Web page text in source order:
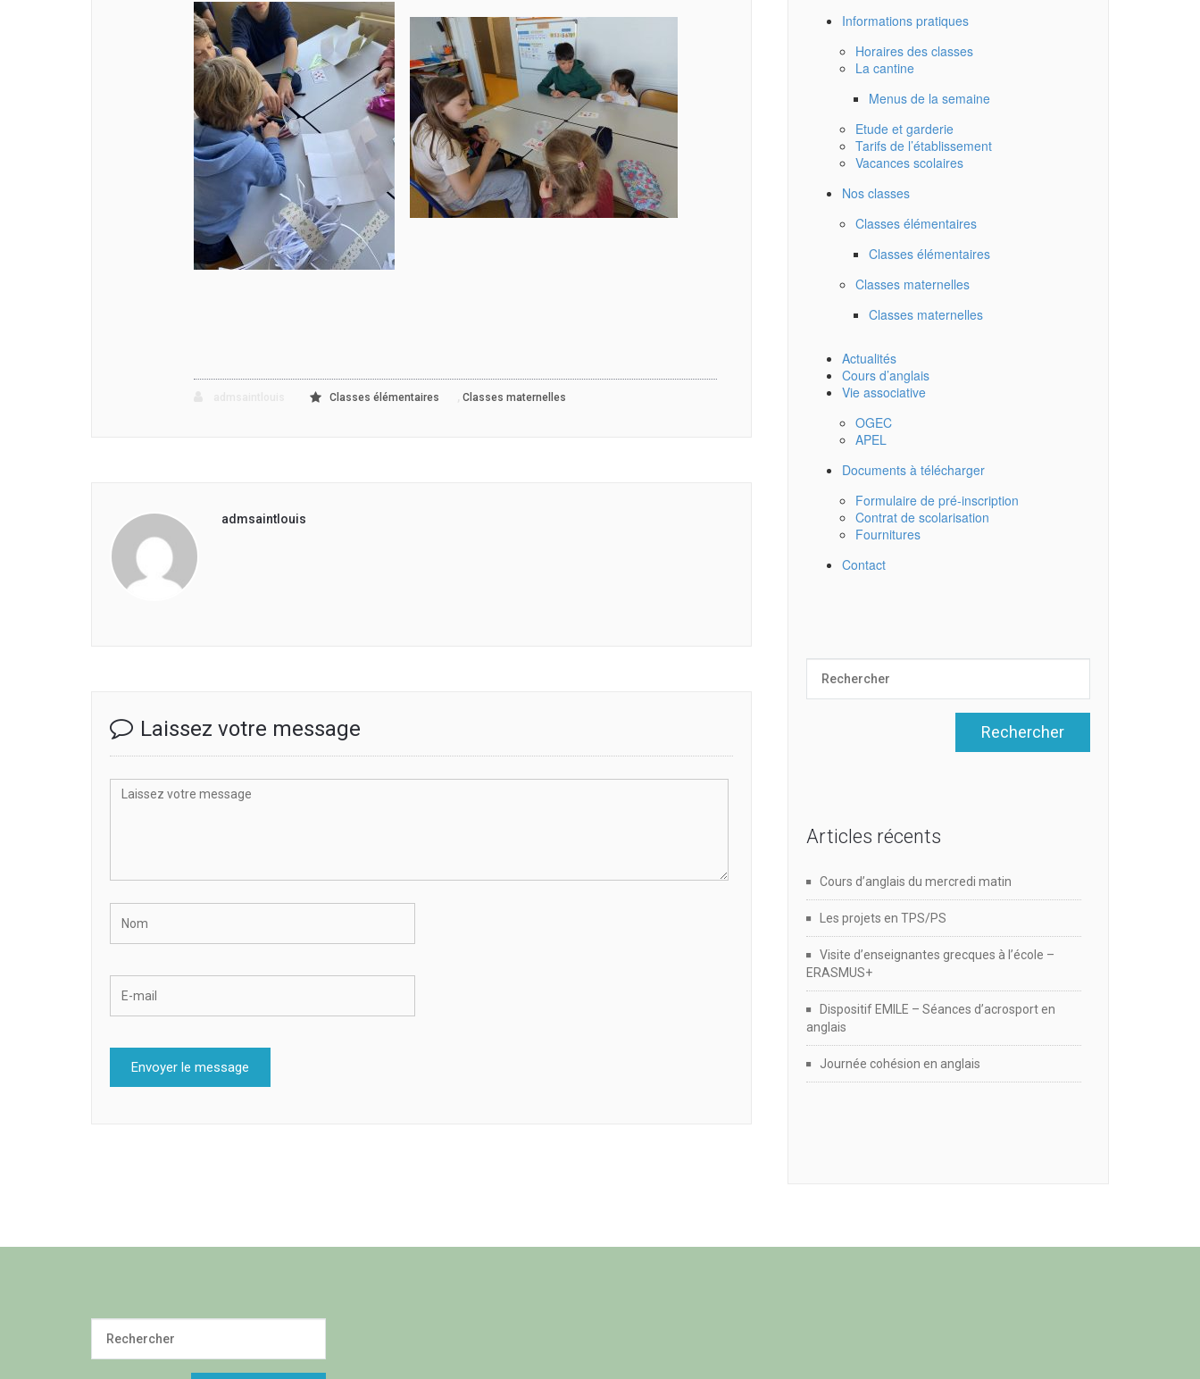
Classes élémentaires Classes maternelles
admsaintlouis
Laissez votre message
Informations pratiques
Horaires des classes
La cantine
Menus de la semaine
Etude et garderie
Tarifs de l’établissement
Vacances scolaires
Nos classes
Classes élémentaires
Classes élémentaires
Classes maternelles
Classes maternelles
Actualités
Cours d’anglais
Vie associative
OGEC
APEL
Documents à télécharger
Formulaire de pré-inscription
Contrat de scolarisation
Fournitures
Contact
Articles récents
Cours d’anglais du mercredi matin
Les projets en TPS/PS
Visite d’enseignantes grecques à l’école –
ERASMUS+
Dispositif EMILE – Séances d’acrosport en
anglais
Journée cohésion en anglais